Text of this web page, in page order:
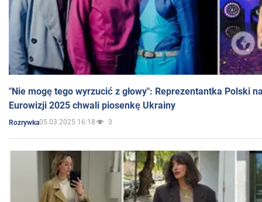
"Nie mogę tego wyrzucić z głowy": Reprezentantka Polski
Eurowizji 2025 chwali piosenkę Ukrainy
Rozrywka05.03.2025 16:18 3